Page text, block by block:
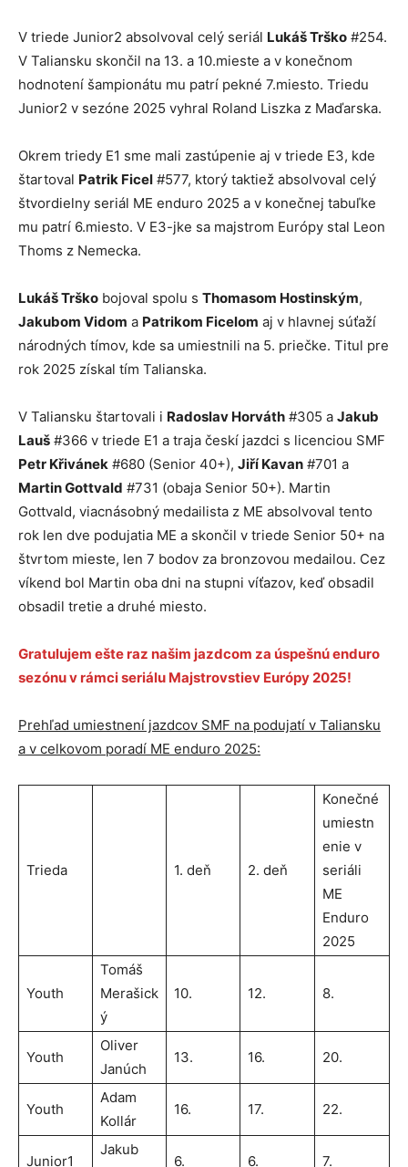
V triede Junior2 absolvoval celý seriál Lukáš Trško #254.
V Taliansku skončil na 13. a 10.mieste a v konečnom
hodnotení šampionátu mu patrí pekné 7.miesto. Triedu
Junior2 v sezóne 2025 vyhral Roland Liszka z Maďarska.
Okrem triedy E1 sme mali zastúpenie aj v triede E3, kde
štartoval Patrik Ficel #577, ktorý taktiež absolvoval celý
štvordielny seriál ME enduro 2025 a v konečnej tabuľke
mu patrí 6.miesto. V E3-jke sa majstrom Európy stal Leon
Thoms z Nemecka.
Lukáš Trško bojoval spolu s Thomasom Hostinským,
Jakubom Vidom a Patrikom Ficelom aj v hlavnej súťaží
národných tímov, kde sa umiestnili na 5. priečke. Titul pre
rok 2025 získal tím Talianska.
V Taliansku štartovali i Radoslav Horváth #305 a Jakub
Lauš #366 v triede E1 a traja českí jazdci s licenciou SMF
Petr Křivánek #680 (Senior 40+), Jiří Kavan #701 a
Martin Gottvald #731 (obaja Senior 50+). Martin
Gottvald, viacnásobný medailista z ME absolvoval tento
rok len dve podujatia ME a skončil v triede Senior 50+ na
štvrtom mieste, len 7 bodov za bronzovou medailou. Cez
víkend bol Martin oba dni na stupni víťazov, keď obsadil
obsadil tretie a druhé miesto.
Gratulujem ešte raz našim jazdcom za úspešnú enduro
sezónu v rámci seriálu Majstrovstiev Európy 2025!
Prehľad umiestnení jazdcov SMF na podujatí v Taliansku
a v celkovom poradí ME enduro 2025:
Trieda 1. deň 2. deň
Konečné
umiestn
enie v
seriáli
ME
Enduro
2025
Youth
Tomáš
Merašick
ý
10. 12. 8.
Youth
Oliver
Janúch
13. 16. 20.
Youth
Adam
Kollár
16. 17. 22.
Junior1
Jakub
6. 6. 7.